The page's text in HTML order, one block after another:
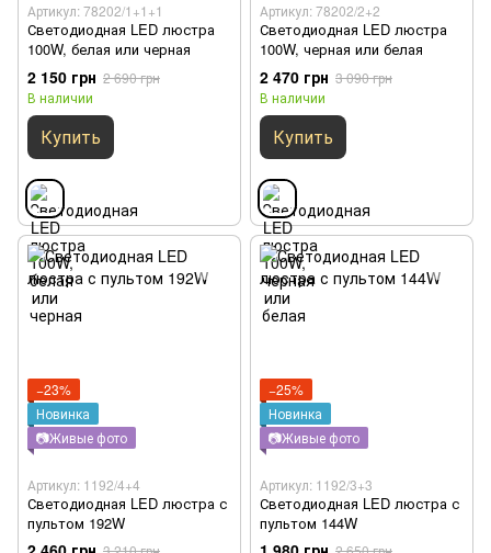
Артикул: 78202/1+1+1
Светодиодная LED люстра
100W, белая или черная
2 150 грн 2 690 грн
В наличии
Купить
Артикул: 78202/2+2
Светодиодная LED люстра
100W, черная или белая
2 470 грн 3 090 грн
В наличии
Купить
−23%
Новинка
📷Живые фото
Артикул: 1192/4+4
Светодиодная LED люстра с
пультом 192W
−25%
Новинка
📷Живые фото
Артикул: 1192/3+3
Светодиодная LED люстра с
пультом 144W